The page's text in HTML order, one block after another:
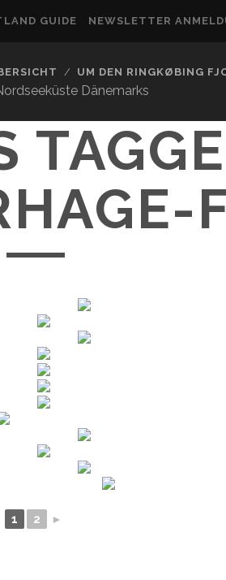
GUIDE NEWSLETTER
Dänemarks
UM DEN RINGKØBING
1 2 ►